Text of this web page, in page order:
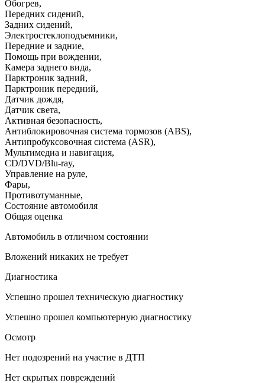
Обогрев,
Передних сидений,
Задних сидений,
Электростеклоподъемники,
Передние и задние,
Помощь при вождении,
Камера заднего вида,
Парктроник задний,
Парктроник передний,
Датчик дождя,
Датчик света,
Активная безопасность,
Антиблокировочная система тормозов (ABS),
Антипробуксовочная система (ASR),
Мультимедиа и навигация,
CD/DVD/Blu-ray,
Управление на руле,
Фары,
Противотуманные,
Состояние автомобиля
Общая оценка
Автомобиль в отличном состоянии
Вложений никаких не требует
Диагностика
Успешно прошел техническую диагностику
Успешно прошел компьютерную диагностику
Осмотр
Нет подозрений на участие в ДТП
Нет скрытых повреждений